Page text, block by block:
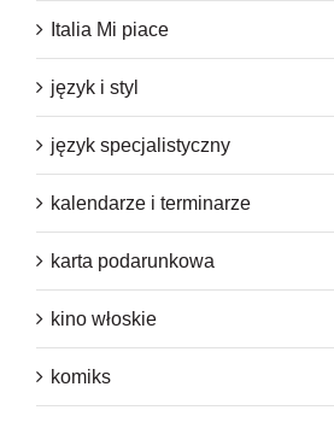
Italia Mi piace
język i styl
język specjalistyczny
kalendarze i terminarze
karta podarunkowa
kino włoskie
komiks